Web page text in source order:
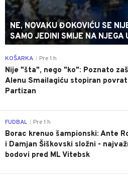
NE, NOVAKU ĐOKOVIĆU SE
SAMO JEDINI SMIJE NA NJEGA
KOŠARKA Pre 1 h
Nije "šta", nego "ko": Poznato
Alenu Smailagiću stopiran
Partizan
FUDBAL Pre 1 h
Borac krenuo šampionski: Ante
i Damjan Šiškovski složni -
bodovi pred ML Vitebsk